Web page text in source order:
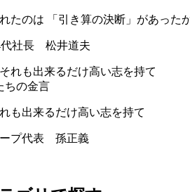
たのは 「引き算の決断」があった
社長 松井道夫
ちの金言
も出来るだけ高い志を持て
ープ代表 孫正義